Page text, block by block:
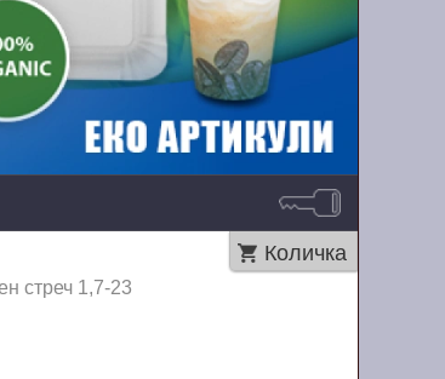
Количка
стреч 1,7-23